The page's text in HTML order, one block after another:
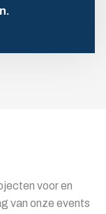
voor en
van onze events